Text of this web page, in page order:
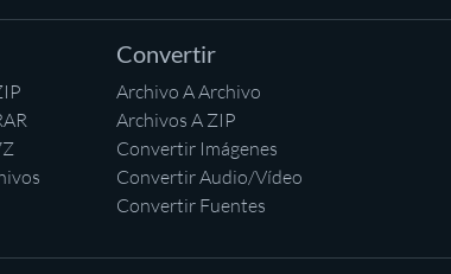
Convertir
Archivo A Archivo
Archivos A ZIP
Convertir Imágenes
Convertir Audio/Vídeo
Convertir Fuentes